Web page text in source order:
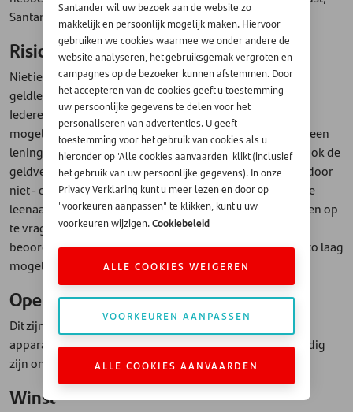
Santander past echt niet dagelijks haar tarieven aan.
Risicokosten
Niet ieder krediet wordt keurig terugbetaald door een
geldlener. Soms door onwil maar meestal door onmacht.
Iedere kredietverstrekker probeert dit natuurlijk zoveel
mogelijk te voorkomen want niemand is erbij gebaat als een
lening niet afgelost kan worden; de geldlener niet maar ook de
geldverstrekker niet. De kosten die veroorzaakt worden door
niet - op tijd - af te lossen zijn de risicokosten. Door iedere
leenaanvraag uitgebreid te checken en bewijsdocumenten op
te vragen van bijvoorbeeld inkomen en lasten en deze te
beoordelen, zorgt Santander ervoor dat de risicokosten zo laag
mogelijk gehouden kunnen worden.
Operationele kosten
Dit zijn de kosten voor bijvoorbeeld personeel, kantoor,
apparatuur, reclame etcetera. Kortom: alle kosten die nodig
zijn om een bedrijf draaiende te houden.
Winst
Santander wil uw bezoek aan de website zo
makkelijk en persoonlijk mogelijk maken. Hiervoor
gebruiken we cookies waarmee we onder andere de
website analyseren, het gebruiksgemak vergroten en
campagnes op de bezoeker kunnen afstemmen. Door
het accepteren van de cookies geeft u toestemming
uw persoonlijke gegevens te delen voor het
personaliseren van advertenties. U geeft
toestemming voor het gebruik van cookies als u
hieronder op 'Alle cookies aanvaarden' klikt (inclusief
het gebruik van uw persoonlijke gegevens). In onze
Privacy Verklaring kunt u meer lezen en door op
"voorkeuren aanpassen" te klikken, kunt u uw
voorkeuren wijzigen.Cookiebeleid
ALLE COOKIES WEIGEREN
VOORKEUREN AANPASSEN
ALLE COOKIES AANVAARDEN